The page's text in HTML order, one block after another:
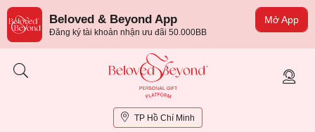
Mở App
Beloved & Beyond App
Đăng ký tài khoản nhận ưu đãi 50.000BB
TP Hồ Chí Minh